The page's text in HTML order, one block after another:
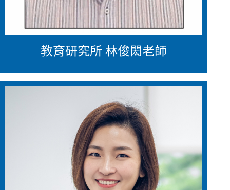
教育研究所 林俊閎老師